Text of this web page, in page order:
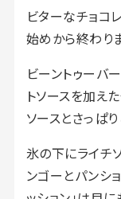
ビターなチョコ
始めから終わり
ビーントゥーバ
トソースを加え
ソースとさっぱ
氷の下にライチ
ンゴーとパンシ